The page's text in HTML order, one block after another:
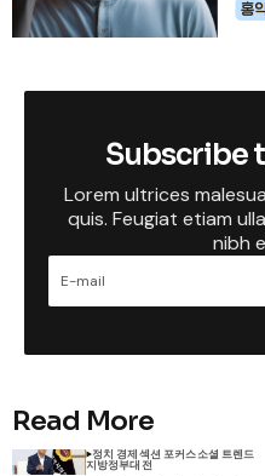
Subscribe
Lorem ultrices
quis. Feugiat etiam
nibh
Read More
정치 경제섹션 포커스소셜 트렌드
지방정부대전